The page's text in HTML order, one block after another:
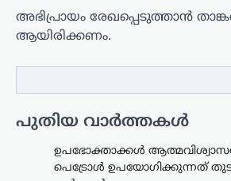
അഭിപ്രായം രേഖപ്പെടുത്താ‍ൻ
ആയിരിക്കണം.
പുതിയ വാർത്തകൾ
ഉപഭോക്താക്കൾ
പെട്രോൾ ഉപയോഗിക്കുന്നത്